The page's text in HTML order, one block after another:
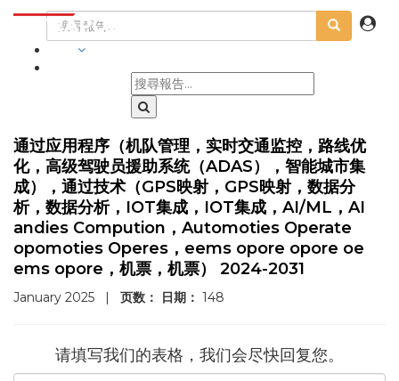
通过应用程序（机队管理，实时交通监控，路线优
化，高级驾驶员援助系统（ADAS），智能城市集
成），通过技术（GPS映射，GPS映射，数据分
析，数据分析，IOT集成，IOT集成，AI/ML，AI
andies Compution，Automoties Operate
opomoties Operes，eems opore opore oe
ems opore，机票，机票） 2024-2031
January 2025 | 页数： 日期： 148
请填写我们的表格，我们会尽快回复您。